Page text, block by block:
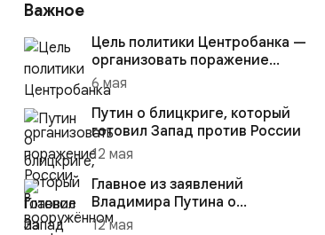
Важное
Цель политики Центробанка —
организовать поражение
России в вооружённом
конфликте с США
6 мая
Путин о блицкриге, который
готовил Запад против России
12 мая
Главное из заявлений
Владимира Путина о
конфликте на Украине
12 мая